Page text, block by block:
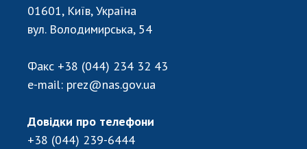
01601, Київ, Україна
вул. Володимирська, 54
Факс +38 (044) 234 32 43
e-mail: prez@nas.gov.ua
Довідки про телефони
+38 (044) 239-6444